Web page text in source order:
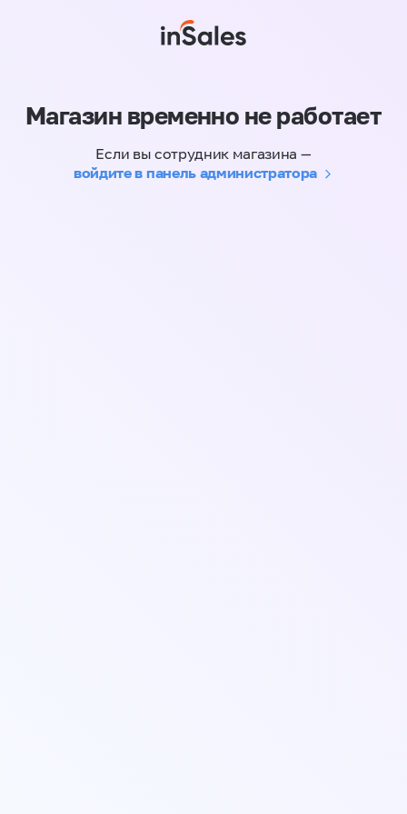
Магазин временно не работает
Если вы сотрудник магазина —
войдите в панель администратора